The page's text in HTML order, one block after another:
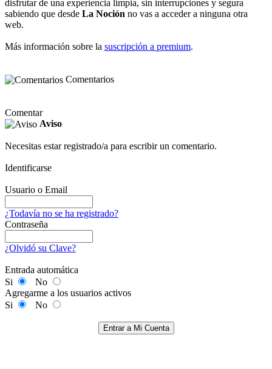
disfrutar de una experiencia limpia, sin interrupciones y segura
sabiendo que desde La Noción no vas a acceder a ninguna otra
web.
Más información sobre la suscripción a premium.
Comentarios
Comentar
Aviso
Necesitas estar registrado/a para escribir un comentario.
Identificarse
Usuario o Email
¿Todavía no se ha registrado?
Contraseña
¿Olvidó su Clave?
Entrada automática
Si
No
Agregarme a los usuarios activos
Si
No
Entrar a Mi Cuenta